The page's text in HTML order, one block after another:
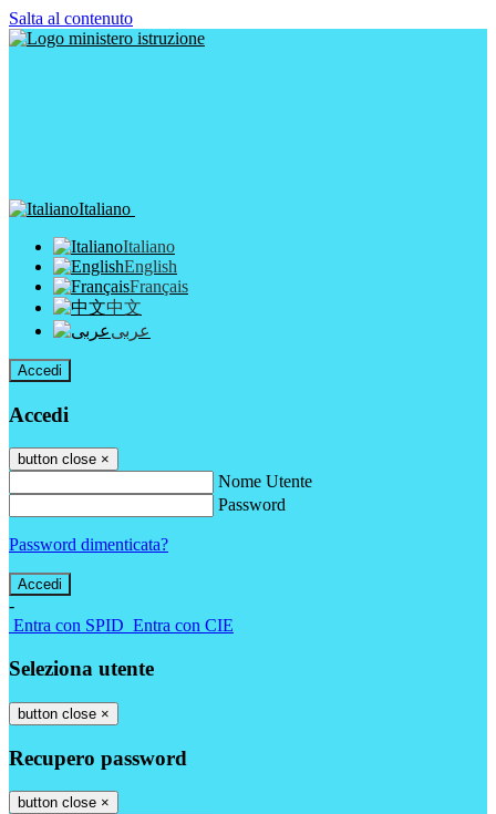
Salta al contenuto
Italiano
Italiano
English
Français
中文
عربى
Accedi
Accedi
button close ×
Nome Utente
Password
Password dimenticata?
-
Entra con SPID Entra con CIE
Seleziona utente
button close ×
Recupero password
button close ×